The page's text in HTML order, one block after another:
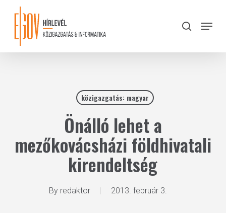
content
search
Menu
közigazgatás: magyar
Önálló lehet a
mezőkovácsházi földhivatali
kirendeltség
By redaktor 2013. február 3.
Close